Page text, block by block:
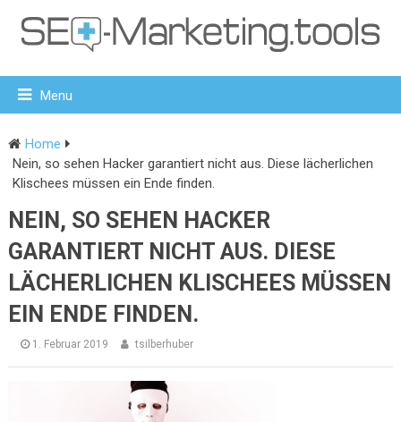
Menu
Home
Nein, so sehen Hacker garantiert nicht aus. Diese lächerlichen
Klischees müssen ein Ende finden.
NEIN, SO SEHEN HACKER
GARANTIERT NICHT AUS. DIESE
LÄCHERLICHEN KLISCHEES MÜSSEN
EIN ENDE FINDEN.
1. Februar 2019 tsilberhuber